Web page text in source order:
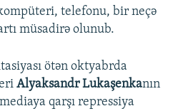
telefonu, bir neçə
müsadirə olunub.
ötən oktyabrda
Alyaksandr Lukaşenkanın
qarşı repressiya